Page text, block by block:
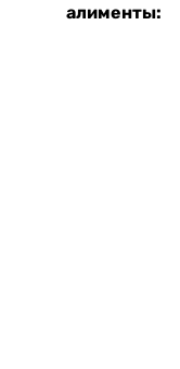
алименты: